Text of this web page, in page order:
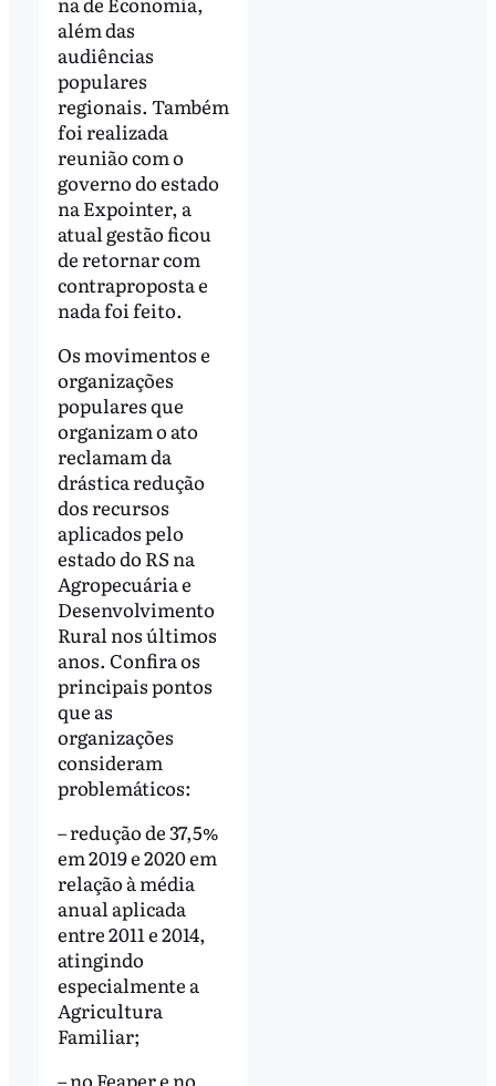
além das
audiências
populares
regionais. Também
foi realizada
reunião com o
governo do estado
na Expointer, a
atual gestão ficou
de retornar com
contraproposta e
nada foi feito.
Os movimentos e
organizações
populares que
organizam o ato
reclamam da
drástica redução
dos recursos
aplicados pelo
estado do RS na
Agropecuária e
Desenvolvimento
Rural nos últimos
anos. Confira os
principais pontos
que as
organizações
consideram
problemáticos:
– redução de 37,5%
em 2019 e 2020 em
relação à média
anual aplicada
entre 2011 e 2014,
atingindo
especialmente a
Agricultura
Familiar;
– no Feaper e no